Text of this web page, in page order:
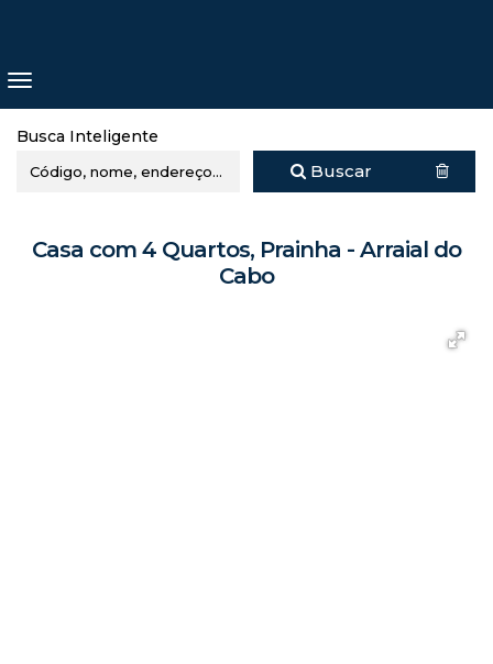
Busca Inteligente
Buscar
Casa com 4 Quartos, Prainha - Arraial do
Cabo